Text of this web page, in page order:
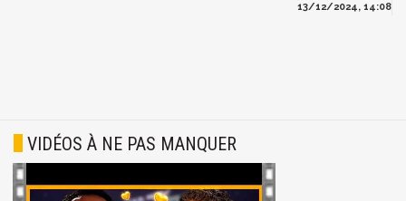
13/12/2024, 14:08
VIDÉOS À NE PAS MANQUER